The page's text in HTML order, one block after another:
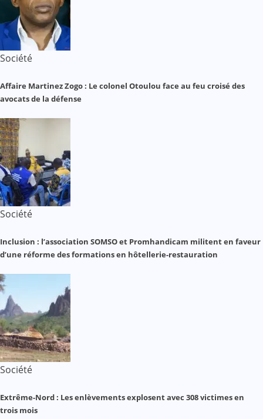
Société
Affaire Martinez Zogo : Le colonel Otoulou face au feu croisé des
avocats de la défense
Société
Inclusion : l’association SOMSO et Promhandicam militent en faveur
d’une réforme des formations en hôtellerie-restauration
Société
Extrême-Nord : Les enlèvements explosent avec 308 victimes en
trois mois